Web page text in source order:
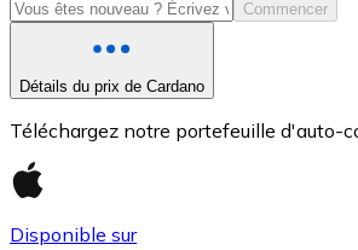
Commencer
Détails du prix de Cardano
Téléchargez notre portefeuille d'auto-
Disponible sur